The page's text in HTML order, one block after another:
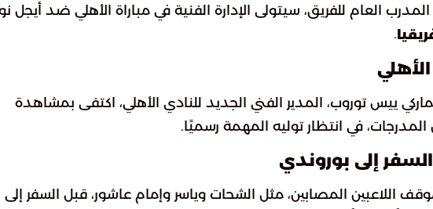
العام للفريق، سيتولى الإدارة الفنية في مباراة الأهلي ضد أيجل
.
ييس توروب، المدير الفني الجديد للنادي الأهلي، اكتفى بمشاهدة
المدرجات، في انتظار توليه المهمة رسميًا.
إلى بوروندي
اللاعبين المصابين، مثل الشحات وياسر وإمام عاشور، قبل السفر إلى